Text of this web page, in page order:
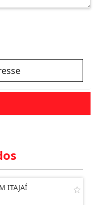
ITAJAÍ